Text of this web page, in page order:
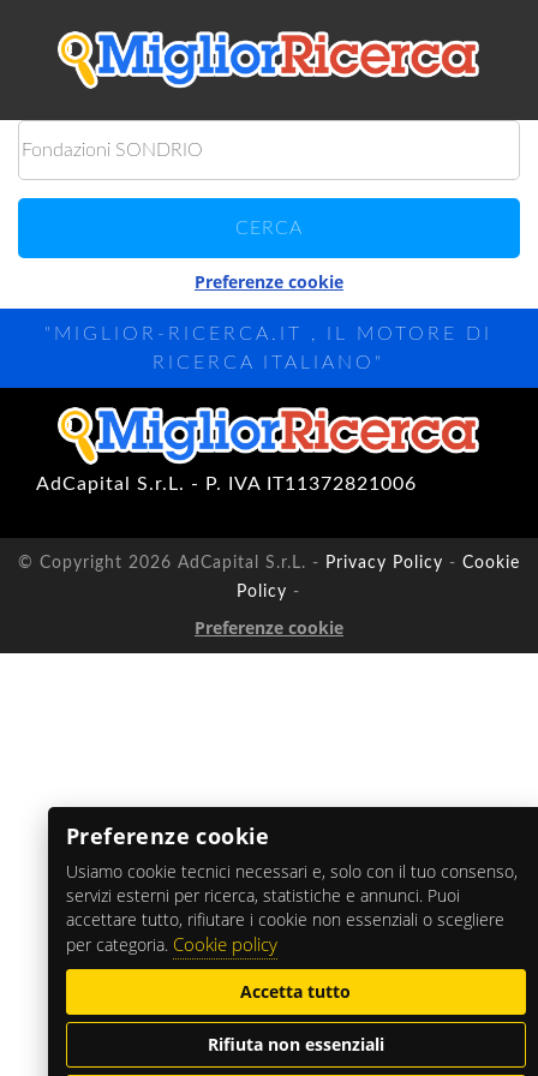
Preferenze cookie
"MIGLIOR-RICERCA.IT , IL MOTORE DI
RICERCA ITALIANO"
AdCapital S.r.L. - P. IVA IT11372821006
© Copyright 2026 AdCapital S.r.L. - Privacy Policy - Cookie
Policy -
Preferenze cookie
Preferenze cookie
Usiamo cookie tecnici necessari e, solo con il tuo consenso,
servizi esterni per ricerca, statistiche e annunci. Puoi
accettare tutto, rifiutare i cookie non essenziali o scegliere
per categoria. Cookie policy
Accetta tutto
Rifiuta non essenziali